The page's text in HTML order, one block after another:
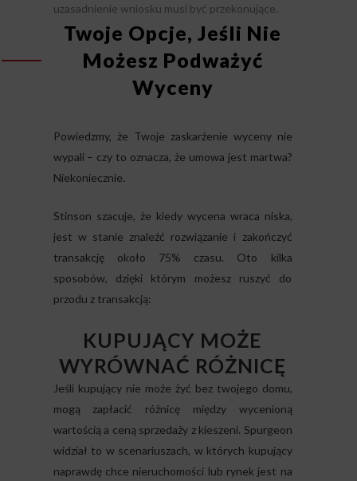
uzasadnienie wniosku musi być przekonujące.
Twoje Opcje, Jeśli Nie
Możesz Podważyć
Wyceny
Powiedzmy, że Twoje zaskarżenie wyceny nie
wypali – czy to oznacza, że umowa jest martwa?
Niekoniecznie.
Stinson szacuje, że kiedy wycena wraca niska,
jest w stanie znaleźć rozwiązanie i zakończyć
transakcję około 75% czasu. Oto kilka
sposobów, dzięki którym możesz ruszyć do
przodu z transakcją:
KUPUJĄCY MOŻE
WYRÓWNAĆ RÓŻNICĘ
Jeśli kupujący nie może żyć bez twojego domu,
mogą zapłacić różnicę między wycenioną
wartością a ceną sprzedaży z kieszeni. Spurgeon
widział to w scenariuszach, w których kupujący
naprawdę chce nieruchomości lub rynek jest na